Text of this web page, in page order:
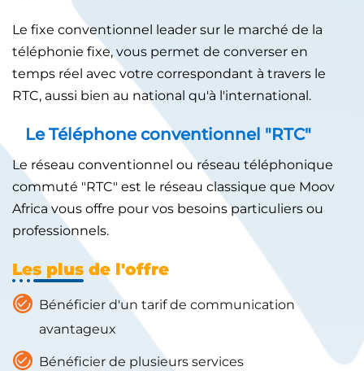
Le fixe conventionnel leader sur le marché de la
téléphonie fixe, vous permet de converser en
temps réel avec votre correspondant à travers le
RTC, aussi bien au national qu'à l'international.
Le Téléphone conventionnel "RTC"
Le réseau conventionnel ou réseau téléphonique
commuté "RTC" est le réseau classique que Moov
Africa vous offre pour vos besoins particuliers ou
professionnels.
Les plus de l'offre
Bénéficier d'un tarif de communication
avantageux
Bénéficier de plusieurs services